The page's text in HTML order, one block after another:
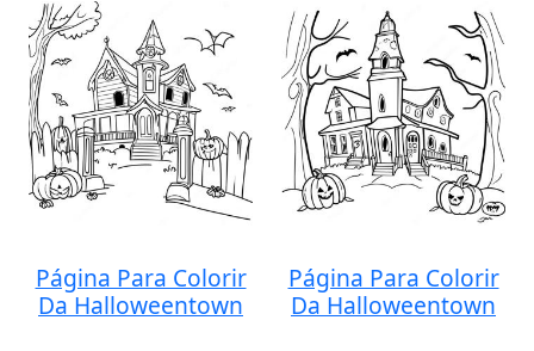
Página Para Colorir
Da Halloweentown
Página Para Colorir
Da Halloweentown